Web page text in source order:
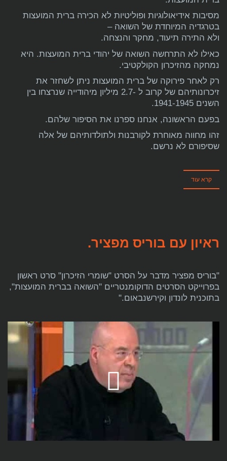
מסיבות אידיאולוגיות ופוליטיות לא הכירה ברית המועצות
בטרגדיה המיוחדת של השואה –
ולא התירה תיעוד, מחקר והנצחה.
כאילו לא התרחשה השואה של יהודי ברית המועצות. היא
נמחקה מהזיכרון הקולקטיבי.
רק לאחר פירוקה של ברית המועצות ניתן לשחזר את
זיכרונותיהם של קרוב ל -2.7 מיליון מיהודייה שנרצחו בין
השנים 1941-1945.
בפעם הראשונה, אנחנו ספרנו את הסיפור שלהם.
זהו מחווה מאוחרת לקורבנות ולתולדותיהם של אלה
שסיפורם לא נרשם.
קרא עוד
ראיון עם בוריס מפציר.
"בוריס מפציר מדבר על הסרט "שומרי הזיכרון" סרט ראשון
בפרוייקט הסרטים הדוקומנטריים "השואה בברית המועצות",
בתוכנית לונדון וקירשנבאום."
Play
Video